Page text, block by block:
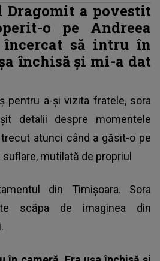
a povestit
o pe Andreea
încercat să intru în
închisă şi mi-a dat
pentru a-și vizita fratele, sora
detalii despre momentele
atunci când a găsit-o pe
suflare, mutilată de propriul
din Timișoara. Sora
scăpa de imaginea din